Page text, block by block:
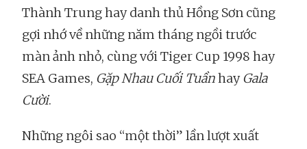
Thành Trung hay danh thủ Hồng Sơn cũng
gợi nhớ về những năm tháng ngồi trước
màn ảnh nhỏ, cùng với Tiger Cup 1998 hay
SEA Games, Gặp Nhau Cuối TuầnhayGala
Cười.
Những ngôi sao “một thời” lần lượt xuất